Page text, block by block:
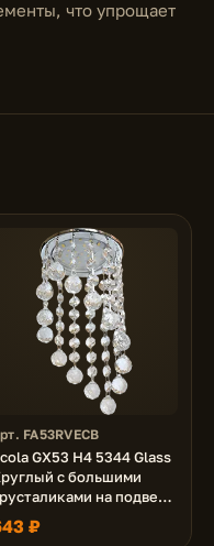
что упрощает
FA53RVECB
GX53 H4 5344 Glass
с большими
на подвесе
скос" Прозрачный /
(светильник)
₽